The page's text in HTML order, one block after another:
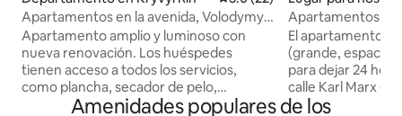
Apartamentos en la avenida, Volodymyr
Velykyi 17,
Apartamento amplio y luminoso con
nueva renovación. Los huéspedes
tienen acceso a todos los servicios,
como plancha, secador de pelo,
recipiente con agua purificada, artículos
yvyi Rih
Apartamentos
del centro de la
El apartamento
(grande,
para dejar 24
calle Karl Marx
Ligero, puro,
Amenidades populares de los